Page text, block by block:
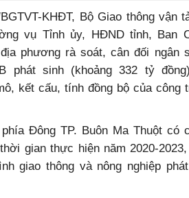
KHĐT, Bộ Giao thông vận
vụ Tỉnh ủy, HĐND tỉnh, Ban
phương rà soát, cân đối ngân
phát sinh (khoảng 332 tỷ
kết cấu, tính đồng bộ của công
Đông TP. Buôn Ma Thuột có
gian thực hiện năm 2020-
giao thông và nông nghiệp phát